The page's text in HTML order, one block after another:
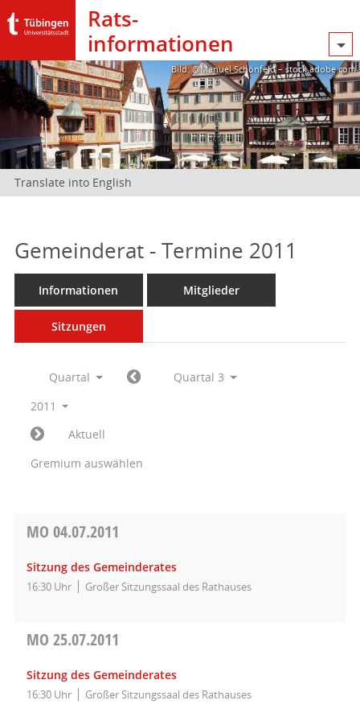
Rats­
informationen
Bild: @Manuel Schönfeld – stock.adobe.com
Translate into English
Gemeinderat - Termine 2011
Informationen Mitglieder
Sitzungen
Quartal
Quartal 3
2011
Aktuell
Gremium auswählen
MO 04.07.2011
Sitzung des Gemeinderates
16:30 Uhr Großer Sitzungssaal des Rathauses
MO 25.07.2011
Sitzung des Gemeinderates
16:30 Uhr Großer Sitzungssaal des Rathauses